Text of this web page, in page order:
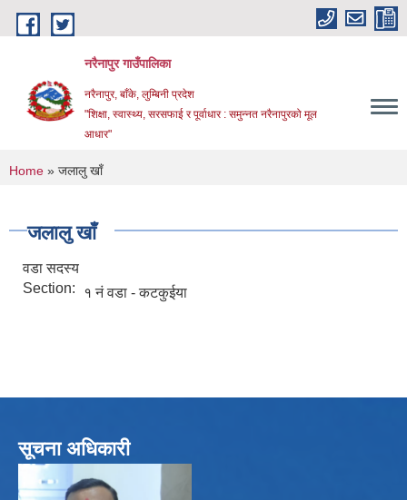
Skip to main content
नरैनापुर गाउँपालिका
नरैनापुर, बाँके, लुम्बिनी प्रदेश
"शिक्षा, स्वास्थ्य, सरसफाई र पूर्वाधार : समुन्नत नरैनापुरको मूल
आधार"
You are here
Home » जलालु खाँ
जलालु खाँ
वडा सदस्य
Section:
१ नं वडा - कटकुईया
सूचना अधिकारी